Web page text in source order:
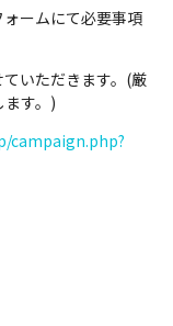
ームにて必要事項
いただきます。(厳
す。)
campaign.php?